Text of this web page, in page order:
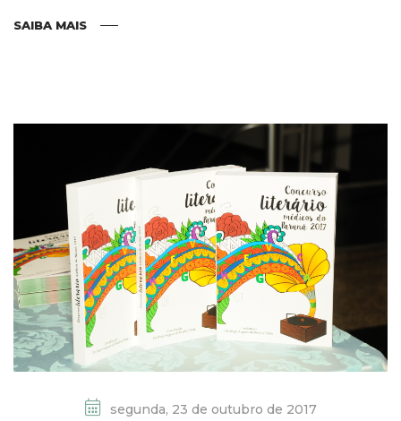
SAIBA MAIS
segunda, 23 de outubro de 2017